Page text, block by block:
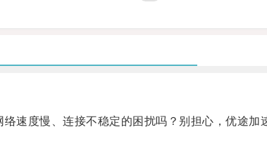
度慢、连接不稳定的困扰吗？别担心，优途加